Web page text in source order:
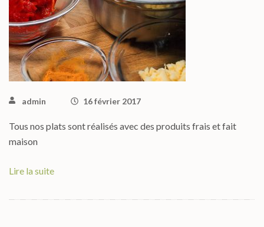
admin 16 février 2017
Tous nos plats sont réalisés avec des produits frais et fait
maison
Lire la suite